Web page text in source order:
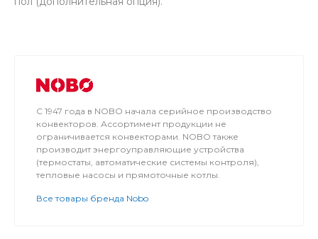
С 1947 года в NOBO начала серийное производство
конвекторов. Ассортимент продукции не
ограничивается конвекторами. NOBO также
производит энергоуправляющие устройства
(термостаты, автоматические системы контроля),
тепловые насосы и прямоточные котлы.
Все товары бренда Nobo